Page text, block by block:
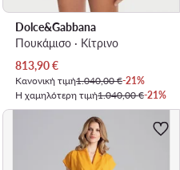
Dolce&Gabbana
Πουκάμισο · Κίτρινο
Τρέχουσα τιμή
813,90€
Κανονική τιμή1.040,00 €-21%
Η χαμηλότερη τιμή1.040,00 €-21%